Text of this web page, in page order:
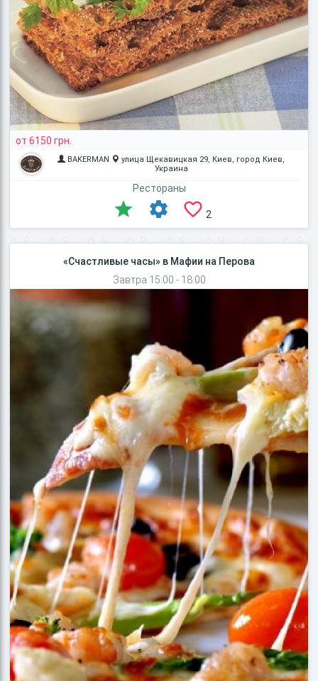
от 6150 грн.
BAKERMAN
улица Щекавицкая 29, Киев, город Киев,
Украина
Рестораны
2
«Счастливые часы» в Мафии на Перова
Завтра 15:00 - 18:00